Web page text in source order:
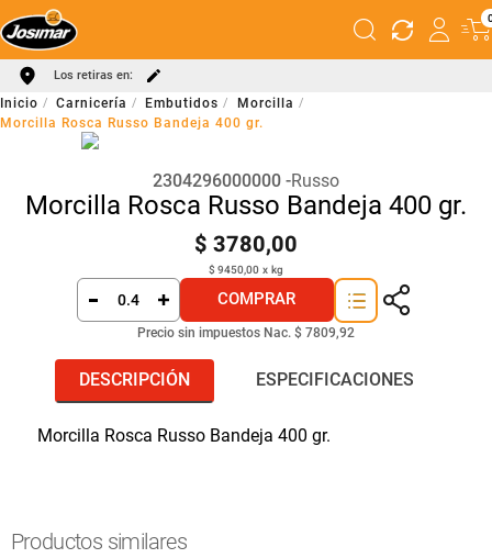
Los retiras en:
Carnicería Embutidos
Morcilla
Morcilla Rosca Russo Bandeja 400 gr.
2304296000000 Russo
Morcilla Rosca Russo Bandeja 400 gr.
$ 3780,00
$ 9450,00 x kg
COMPRAR
Precio sin impuestos Nac. $ 7809,92
DESCRIPCIÓN ESPECIFICACIONES
Morcilla Rosca Russo Bandeja 400 gr.
Productos similares